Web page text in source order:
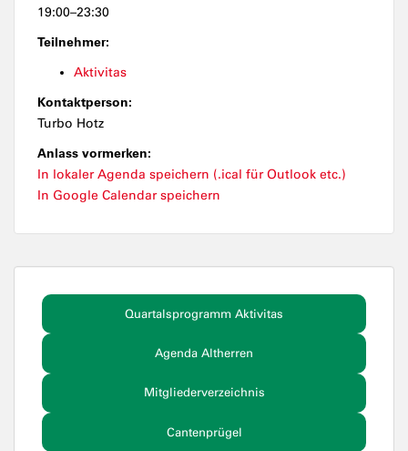
19:00–23:30
Teilnehmer:
Aktivitas
Kontaktperson:
Turbo Hotz
Anlass vormerken:
In lokaler Agenda speichern (.ical für Outlook etc.)
In Google Calendar speichern
Quartalsprogramm Aktivitas
Agenda Altherren
Mitgliederverzeichnis
Cantenprügel